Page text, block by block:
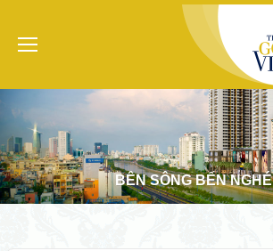
BÊN SÔNG BẾN NGHÉ